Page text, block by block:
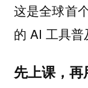
这是全球首
的 AI 工具普
先上课，再